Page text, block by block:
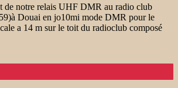
de notre relais UHF DMR au radio club
Douai en jo10mi mode DMR pour le
a 14 m sur le toit du radioclub composé